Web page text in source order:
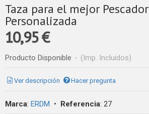
Taza para el mejor Pescador
Personalizada
10,95 €
Producto Disponible - (Imp. Incluidos)
Ver descripción Hacer pregunta
Marca: ERDM • Referencia: 27